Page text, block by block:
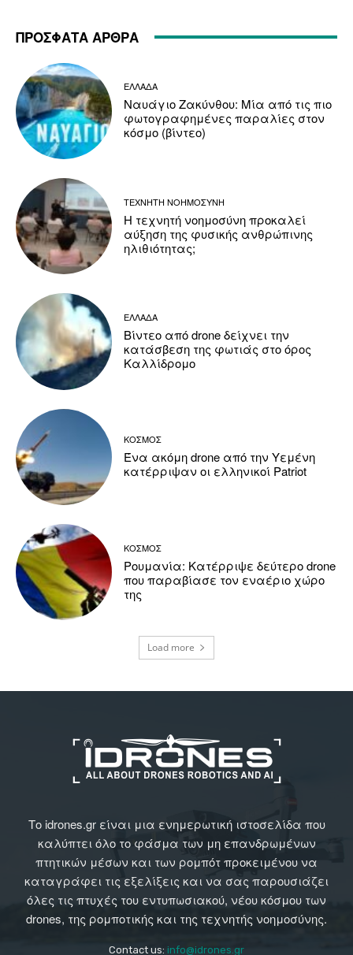
ΠΡΟΣΦΑΤΑ ΑΡΘΡΑ
ΕΛΛΑΔΑ
Ναυάγιο Ζακύνθου: Μία από τις πιο
φωτογραφημένες παραλίες στον
κόσμο (βίντεο)
ΤΕΧΝΗΤΗ ΝΟΗΜΟΣΥΝΗ
Η τεχνητή νοημοσύνη προκαλεί
αύξηση της φυσικής ανθρώπινης
ηλιθιότητας;
ΕΛΛΑΔΑ
Βίντεο από drone δείχνει την
κατάσβεση της φωτιάς στο όρος
Καλλίδρομο
ΚΟΣΜΟΣ
Ένα ακόμη drone από την Υεμένη
κατέρριψαν οι ελληνικοί Patriot
ΚΟΣΜΟΣ
Ρουμανία: Κατέρριψε δεύτερο drone
που παραβίασε τον εναέριο χώρο
της
Load more
Το idrones.gr είναι μια ενημερωτική ιστοσελίδα που
καλύπτει όλο το φάσμα των μη επανδρωμένων
πτητικών μέσων και των ρομπότ προκειμένου να
καταγράφει τις εξελίξεις και να σας παρουσιάζει
όλες τις πτυχές του εντυπωσιακού, νέου κόσμου των
drones, της ρομποτικής και της τεχνητής νοημοσύνης.
Contact us: info@idrones.gr